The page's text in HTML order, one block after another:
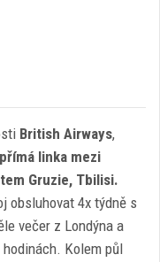
British Airways,
přímá linka mezi
Gruzie, Tbilisi.
obsluhovat 4x týdně s
večer z Londýna a
Kolem půl